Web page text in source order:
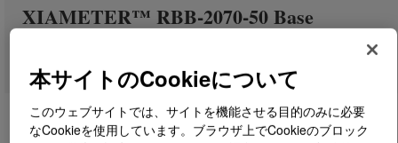
XIAMETER™ RBB-2070-50 Base
本サイトのCookieについて
このウェブサイトでは、サイトを機能させる目的のみに必要
なCookieを使用しています。ブラウザ上でCookieのブロック